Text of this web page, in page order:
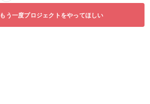
もう一度プロジェクトをやってほしい